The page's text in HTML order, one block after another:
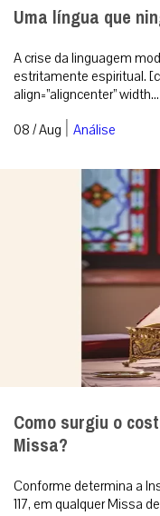
Uma língua que
A crise da linguagem
estritamente espiritual.
align=”aligncenter” width...
08 / Aug | Análise
Como surgiu o
Missa?
Conforme determina a
117, em qualquer Missa